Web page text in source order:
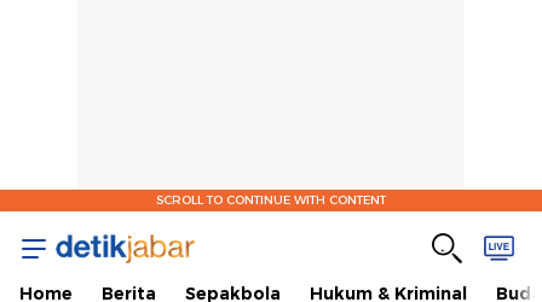
SCROLL TO CONTINUE WITH CONTENT
Home Berita Sepakbola Hukum & Kriminal